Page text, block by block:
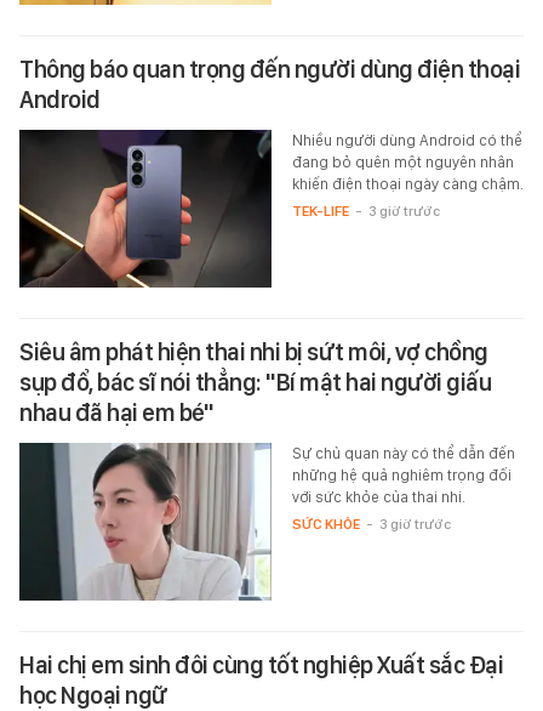
Thông báo quan trọng đến người dùng điện thoại
Android
Nhiều người dùng Android có thể
đang bỏ quên một nguyên nhân
khiến điện thoại ngày càng chậm.
TEK-LIFE - 3 giờ trước
Siêu âm phát hiện thai nhi bị sứt môi, vợ chồng
sụp đổ, bác sĩ nói thẳng: "Bí mật hai người giấu
nhau đã hại em bé"
Sự chủ quan này có thể dẫn đến
những hệ quả nghiêm trọng đối
với sức khỏe của thai nhi.
SỨC KHỎE - 3 giờ trước
Hai chị em sinh đôi cùng tốt nghiệp Xuất sắc Đại
học Ngoại ngữ